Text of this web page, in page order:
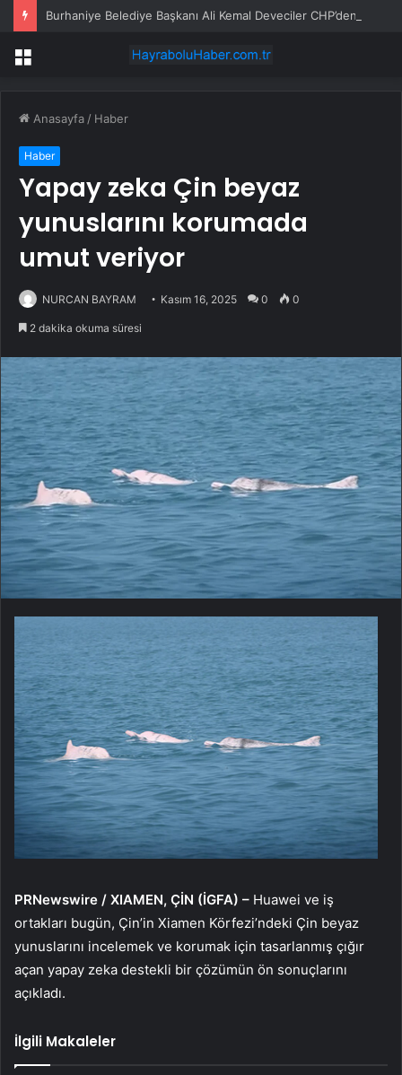
Menü
Anasayfa / Haber
Haber
Yapay zeka Çin beyaz
yunuslarını korumada
umut veriyor
NURCAN BAYRAM Kasım 16, 2025 0 0
2 dakika okuma süresi
PRNewswire / XIAMEN, ÇİN (İGFA) – Huawei ve iş
ortakları bugün, Çin’in Xiamen Körfezi’ndeki Çin beyaz
yunuslarını incelemek ve korumak için tasarlanmış çığır
açan yapay zeka destekli bir çözümün ön sonuçlarını
açıkladı.
İlgili Makaleler